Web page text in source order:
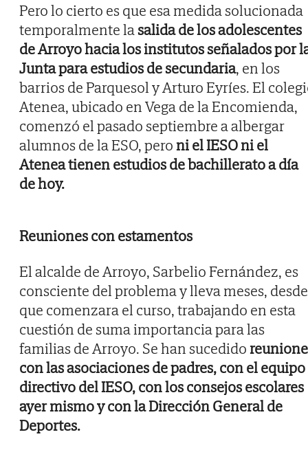
Pero lo cierto es que esa medida solucionada
temporalmente lasalida de los adolescentes
de Arroyo hacia los institutos señalados por
Junta para estudios de secundaria, en los
barrios de Parquesol y Arturo Eyríes. El
Atenea, ubicado en Vega de la Encomienda,
comenzó el pasado septiembre a albergar
alumnos de la ESO, peroni el IESO ni el
Atenea tienen estudios de bachillerato a día
de hoy.
Reuniones con estamentos
El alcalde de Arroyo, Sarbelio Fernández, es
consciente del problema y lleva meses, desde
que comenzara el curso, trabajando en esta
cuestión de suma importancia para las
familias de Arroyo. Se han sucedido
con las asociaciones de padres, con el equipo
directivo del IESO, con los consejos escolares
ayer mismo y con la Dirección General de
Deportes.